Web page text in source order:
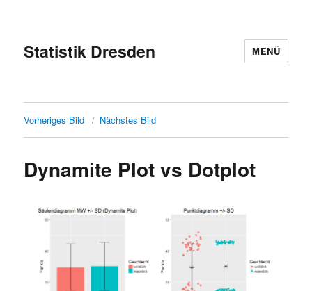
Statistik Dresden MENÜ
Vorheriges Bild Nächstes Bild
Dynamite Plot vs Dotplot